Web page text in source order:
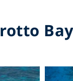
Bay